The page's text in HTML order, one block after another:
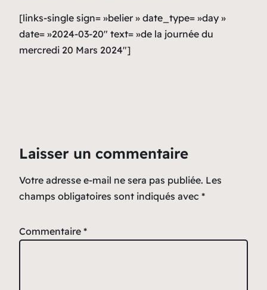
[links-single sign= »belier » date_type= »day »
date= »2024-03-20″ text= »de la journée du
mercredi 20 Mars 2024″]
Laisser un commentaire
Votre adresse e-mail ne sera pas publiée. Les
champs obligatoires sont indiqués avec *
Commentaire *